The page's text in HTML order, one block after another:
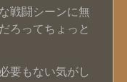
戦闘シーンに無
ろってちょっと
要もない気がし